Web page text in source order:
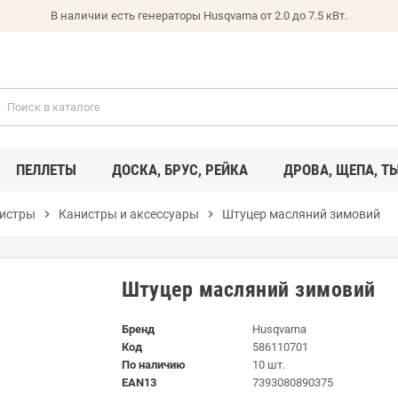
В наличии есть генераторы Husqvarna от 2.0 до 7.5 кВт.
ПЕЛЛЕТЫ ДОСКА, БРУС, РЕЙКА ДРОВА, ЩЕПА,
chevron_right Канистры и аксессуары chevron_right Штуцер масляний зимовий
Штуцер масляний зимовий
Бренд
Husqvarna
Код
586110701
По наличию
10 шт.
EAN13
7393080890375